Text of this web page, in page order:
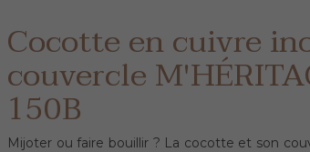
Cocotte en cuivre
couvercle
150B
Mijoter ou faire bouillir ? La cocotte et son